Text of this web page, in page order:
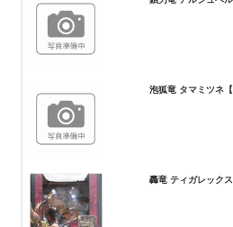
泡狐竜 タマミツネ【
轟竜 ティガレックス